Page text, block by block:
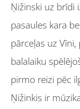
Ņižinski uz brīdi
pasaules kara
pārceļas uz
balalaiku
pirmo reizi pēc
Ņižinkis ir